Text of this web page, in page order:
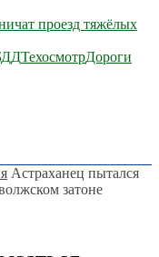
проезд тяжёлых
ТехосмотрДороги
Астраханец пытался
затоне